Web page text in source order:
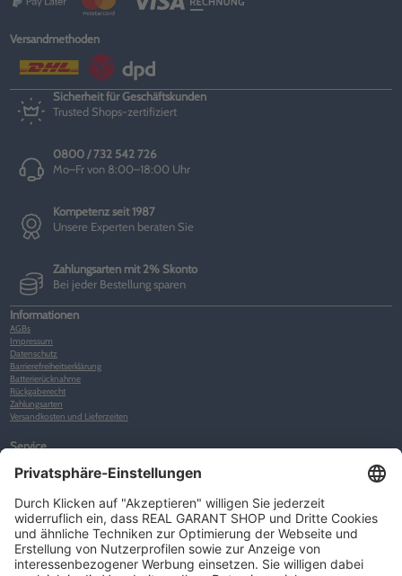
Versandmethoden
Sicherheit für Geschäftskunden
Trusted Shops-zertifiziert
0800 / 732 542 726
Mo–Fr von 8:00–18:00 Uhr
Kompetenz seit 1987
Unsere Experten beraten Sie
Zahlungsarten mit 2% Skonto
Bei jeder Bestellung sparen
Informationen
AGBs
Impressum
Datenschutz
Barrierefreiheitserklärung
Batterierücknahme
Rückgaberecht
Zahlungsarten
Versandkosten und Lieferzeiten
Service
Warenkorb
Neues Kunden-Konto anlegen
Newsletter
Kontakt
FAQs
Über uns